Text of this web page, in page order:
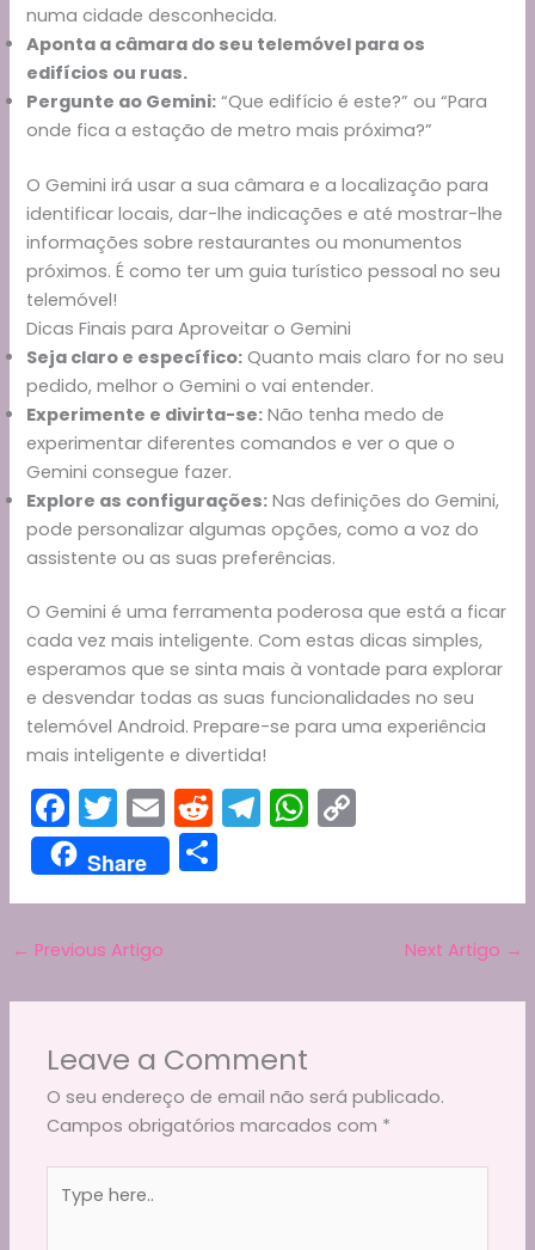
numa cidade desconhecida.
Aponta a câmara do seu telemóvel para os
edifícios ou ruas.
Pergunte ao Gemini: “Que edifício é este?” ou “Para
onde fica a estação de metro mais próxima?”
O Gemini irá usar a sua câmara e a localização para
identificar locais, dar-lhe indicações e até mostrar-lhe
informações sobre restaurantes ou monumentos
próximos. É como ter um guia turístico pessoal no seu
telemóvel!
Dicas Finais para Aproveitar o Gemini
Seja claro e específico: Quanto mais claro for no seu
pedido, melhor o Gemini o vai entender.
Experimente e divirta-se: Não tenha medo de
experimentar diferentes comandos e ver o que o
Gemini consegue fazer.
Explore as configurações: Nas definições do Gemini,
pode personalizar algumas opções, como a voz do
assistente ou as suas preferências.
O Gemini é uma ferramenta poderosa que está a ficar
cada vez mais inteligente. Com estas dicas simples,
esperamos que se sinta mais à vontade para explorar
e desvendar todas as suas funcionalidades no seu
telemóvel Android. Prepare-se para uma experiência
mais inteligente e divertida!
F
a
c
b
o
k
T
w
itt
E
m
ai
R
e
d
T
m
W
p n
Share
h
← Previous Artigo Next Artigo →
Leave a Comment
O seu endereço de email não será publicado.
Campos obrigatórios marcados com *
here..